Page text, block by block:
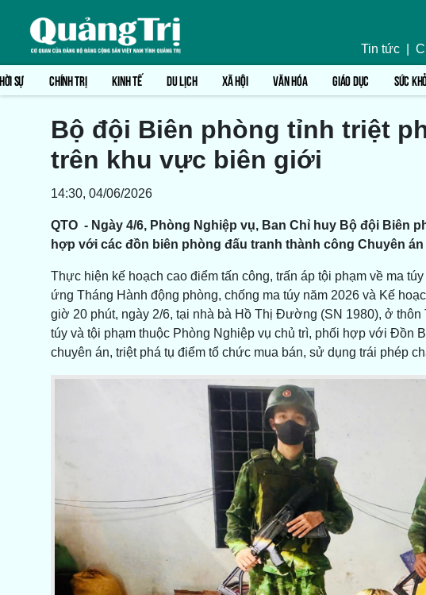
Tin tức
SỰ CHÍNH TRỊ KINH TẾ DU LỊCH XÃ HỘI VĂN HÓA GIÁO DỤC SỨC
Bộ đội Biên phòng tỉnh triệt
trên khu vực biên giới
14:30, 04/06/2026
QTO - Ngày 4/6, Phòng Nghiệp vụ, Ban Chỉ huy Bộ đội Biên
hợp với các đồn biên phòng đấu tranh thành công Chuyên
Thực hiện kế hoạch cao điểm tấn công, trấn áp tội phạm về ma
ứng Tháng Hành động phòng, chống ma túy năm 2026 và Kế
giờ 20 phút, ngày 2/6, tại nhà bà Hồ Thị Đường (SN 1980), ở
túy và tội phạm thuộc Phòng Nghiệp vụ chủ trì, phối hợp với Đồn
chuyên án, triệt phá tụ điểm tổ chức mua bán, sử dụng trái phép